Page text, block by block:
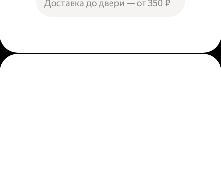
Доставка до двери — от 350 ₽